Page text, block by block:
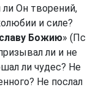
Он творений,
и силе?
Божию» (Пс
ли и не
ли чудес? Не
Не послал